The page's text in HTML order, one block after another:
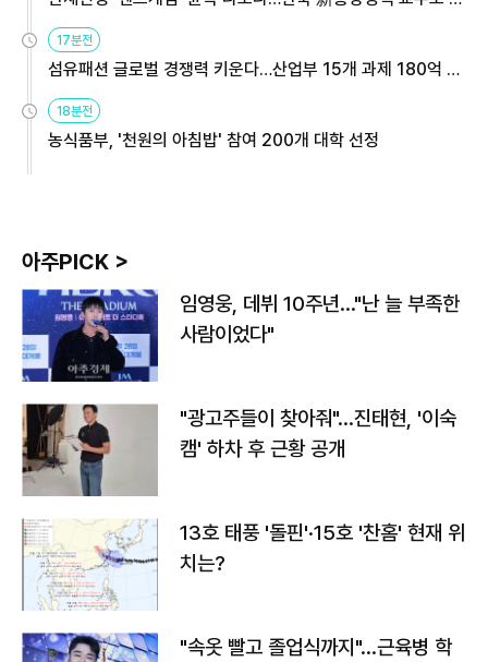
용해야
17분전
섬유패션 글로벌 경쟁력 키운다…산업부 15개 과제 180억 지
원
18분전
농식품부, '천원의 아침밥' 참여 200개 대학 선정
아주PICK >
임영웅, 데뷔 10주년…"난 늘 부족한
사람이었다"
"광고주들이 찾아줘"…진태현, '이숙
캠' 하차 후 근황 공개
13호 태풍 '돌핀'·15호 '찬홈' 현재 위
치는?
"속옷 빨고 졸업식까지"…근육병 학